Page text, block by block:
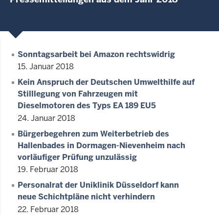
Sonntagsarbeit bei Amazon rechtswidrig
15. Januar 2018
Kein Anspruch der Deutschen Umwelthilfe auf
Stilllegung von Fahrzeugen mit
Dieselmotoren des Typs EA 189 EU5
24. Januar 2018
Bürgerbegehren zum Weiterbetrieb des
Hallenbades in Dormagen-Nievenheim nach
vorläufiger Prüfung unzulässig
19. Februar 2018
Personalrat der Uniklinik Düsseldorf kann
neue Schichtpläne nicht verhindern
22. Februar 2018